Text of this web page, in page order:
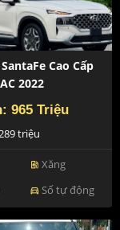
Cao Cấp
2022
965 Triệu
triệu
ev_station Xăng
directions_car Số tự động